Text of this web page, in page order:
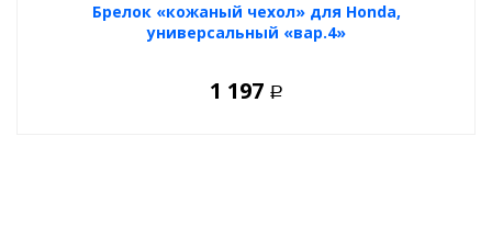
Брелок «кожаный чехол» для Honda,
универсальный «вар.4»
1 197 Р